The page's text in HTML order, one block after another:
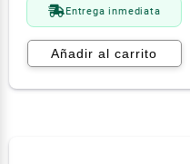
Entrega inmediata
Añadir al carrito